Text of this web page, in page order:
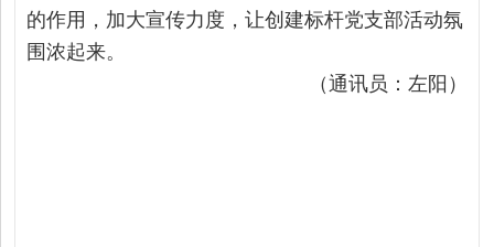
的作用，加大宣传力度，让创建标杆党支部活动氛
围浓起来。
（通讯员：左阳）